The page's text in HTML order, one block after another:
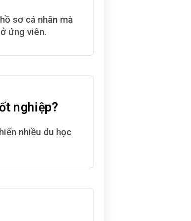
sơ cá nhân mà
ứng viên.
nghiệp?
nhiều du học